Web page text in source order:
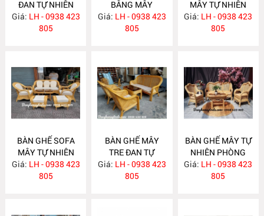
ĐAN TỰ NHIÊN
MA636
Giá: LH - 0938 423
805
BẰNG MÂY
MA635
Giá: LH - 0938 423
805
MÂY TỰ NHIÊN
MA625
Giá: LH - 0938 423
805
BÀN GHẾ SOFA
MÂY TỰ NHIÊN
PHÒNG KHÁCH
MA624
Giá: LH - 0938 423
805
BÀN GHẾ MÂY
TRE ĐAN TỰ
NHIÊN MA622
Giá: LH - 0938 423
805
BÀN GHẾ MÂY TỰ
NHIÊN PHÒNG
KHÁCH LƯỚI MẮT
CÁO MA621
Giá: LH - 0938 423
805